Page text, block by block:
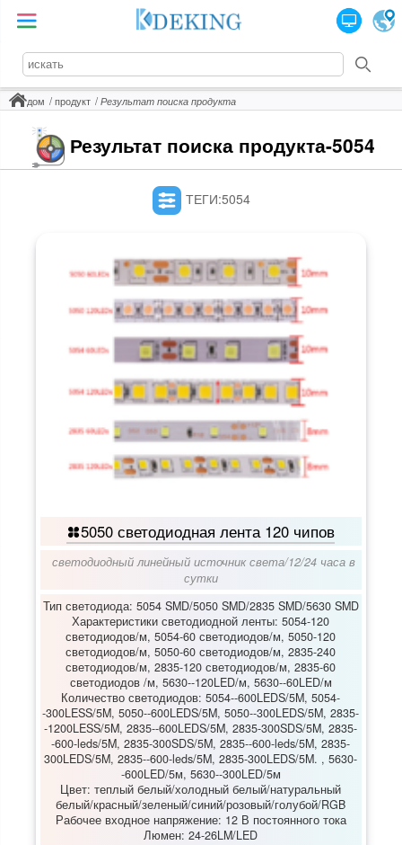
дом продукт Результат поиска продукта
Результат поиска продукта-5054
ТЕГИ:5054
5050 светодиодная лента 120 чипов
светодиодный линейный источник света/12/24 часа в
сутки
Тип светодиода: 5054 SMD/5050 SMD/2835 SMD/5630 SMD
Характеристики светодиодной ленты: 5054-120
светодиодов/м, 5054-60 светодиодов/м, 5050-120
светодиодов/м, 5050-60 светодиодов/м, 2835-240
светодиодов/м, 2835-120 светодиодов/м, 2835-60
светодиодов /м, 5630--120LED/м, 5630--60LED/м
Количество светодиодов: 5054--600LEDS/5M, 5054-
-300LESS/5M, 5050--600LEDS/5M, 5050--300LEDS/5M, 2835-
-1200LESS/5M, 2835--600LEDS/5M, 2835-300SDS/5M, 2835-
-600-leds/5M, 2835-300SDS/5M, 2835--600-leds/5M, 2835-
300LEDS/5M, 2835--600-leds/5M, 2835-300LEDS/5M. , 5630-
-600LED/5м, 5630--300LED/5м
Цвет: теплый белый/холодный белый/натуральный
белый/красный/зеленый/синий/розовый/голубой/RGB
Рабочее входное напряжение: 12 В постоянного тока
Люмен: 24-26LM/LED